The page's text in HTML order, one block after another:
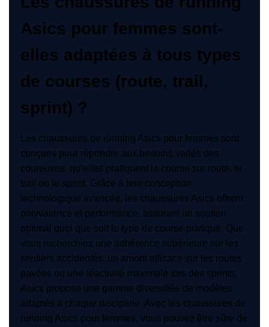
Asics pour femmes sont-
elles adaptées à tous types
de courses (route, trail,
sprint) ?
Les chaussures de running Asics pour femmes sont
conçues pour répondre aux besoins variés des
coureuses, qu’elles pratiquent la course sur route, le
trail ou le sprint. Grâce à leur conception
technologique avancée, les chaussures Asics offrent
polyvalence et performance, assurant un soutien
optimal quel que soit le type de course pratiqué. Que
vous recherchiez une adhérence supérieure sur les
sentiers accidentés, un amorti efficace sur les routes
pavées ou une réactivité maximale lors des sprints,
Asics propose une gamme diversifiée de modèles
adaptés à chaque discipline. Avec les chaussures de
running Asics pour femmes, vous pouvez être sûre de